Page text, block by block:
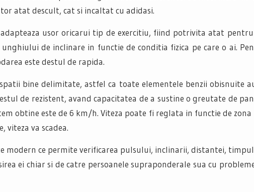
atat descult, cat si incaltat cu adidasi.
usor oricarui tip de exercitiu, fiind potrivita atat
de inclinare in functie de conditia fizica pe care o ai.
este destul de rapida.
bine delimitate, astfel ca toate elementele benzii obisnuite
de rezistent, avand capacitatea de a sustine o greutate de
obtine este de 6 km/h. Viteza poate fi reglata in functie de
viteza va scadea.
modern ce permite verificarea pulsului, inclinarii, distantei,
ei chiar si de catre persoanele supraponderale sua cu